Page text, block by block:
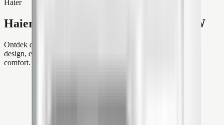
Haier
Haier Expert Wandmodel Airco 3,5kW
Ontdek de Haier Expert Wandmodel Airco van 3,5kW: stijlvol
design, energiezuinige koeling en verwarming voor optimaal
comfort.